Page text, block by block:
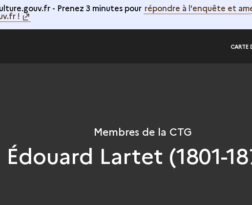
- Prenez 3 minutes pour répondre à l'enquête et
!
CARTE
Membres de la CTG
Édouard Lartet (1801-